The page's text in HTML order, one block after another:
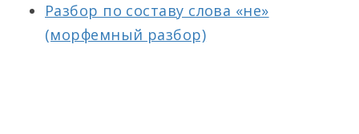
Разбор по составу слова «не»
(морфемный разбор)